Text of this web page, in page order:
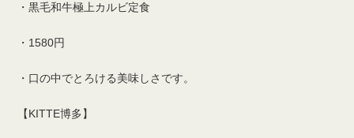
・黒毛和牛極上カルビ定食
・1580円
・口の中でとろける美味しさです。
【KITTE博多】